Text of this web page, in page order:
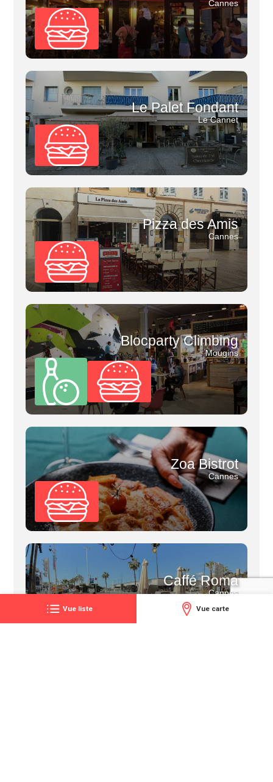
Vue liste Vue carte
Cannes
Le Palet Fondant
Le Cannet
Pizza des Amis
Cannes
Blocparty Climbing
Mougins
Zoa Bistrot
Cannes
Caffé Roma
Cannes